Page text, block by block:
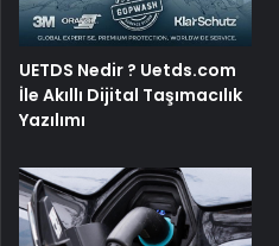
UETDS Nedir ? Uetds.com
İle Akıllı Dijital Taşımacılık
Yazılımı